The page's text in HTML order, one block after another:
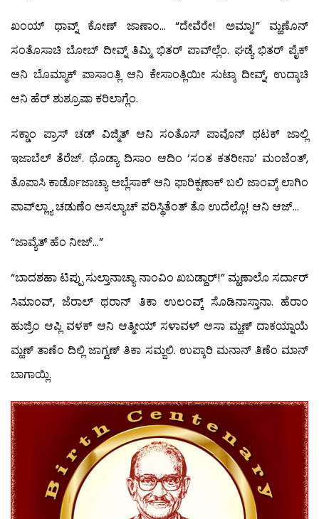
ಖಂಯ್ ಥಾವ್ನ್ ಕೋಣ್ ಜಾಣಾಂ… “ದೇವೆರೇ! ಅಮ್ಮಾ!” ಮ್ಹಣೊನ್
ಸಂತೊಸಾಚಿ ಬೋಬ್ ದೀವ್ನ್ ತಿಮ್ಮಿ ಭಿತರ್ ಪಾವ್‍ಲ್ಲೆಂ. ಘಡ್ಯೆ ಭಿತರ್ ಪೈಕ್
ಆನಿ ಬೊಮ್ಮಾಕ್ ಪಾಸಾಂತ್ಲಿ ಆನಿ ಕೇಸಾಂತ್ಲಿಯೀ ಸುಟ್ಕಾ ದೀವ್ನ್, ಉದ್ಕಾಚಿ
ಆನಿ ಹೆರ್ ಶುಶ್ರೂಷಾ ಕರಿಲಾಗ್ಲೆಂ.
ಸಕ್ಡಾಂ ಪ್ರಾಸ್ ಚಡ್ ವಿಜ್ಮಿತ್ ಆನಿ ಸಂತೊಸ್ ಪಾವೊನ್ ಥಟಕ್ ಜಾಲ್ಲಿ
ಇಜಾಬೆಲ್ ತೆರೆಜ್. ಥೊಡ್ಯಾ ದಿಸಾಂ ಆದಿಂ ‘ಸಂತ ಕತರೀನಾ’ ಮಂಜೆಂತ್,
ತೊಪಾಸಿ ಕಾರ್ಡೊಜಾಚ್ಯಾ ಅಬ್ಲೆಸಾಕ್ ಆನಿ ಫಾರಿಕ್ಪಣಾಕ್ ಬಲಿ ಜಾಂವ್ಕ್ ಲಾಗಿಂ
ಪಾವ್‍ಲ್ಲ್ಯಾ ಚಡುಣೆಂ ಅಸಲ್ಯಾಚ್ ಪರಿಸ್ಥಿತೆಂತ್ ತೊ ಉದೆಲ್ಲೊ! ಆನಿ ಆಜ್…
“ಜಾವ್ಯೆತ್ ಹೆಂ ನೀಜ್…”
“ಬಾದಶಹಾ ಟಿಪ್ಪು ಸುಲ್ತಾನಾಚ್ಯಾ ನಾಂವಿಂ ಖಬಡ್ದಾರ್!” ಮ್ಹಣಾಲೊ ಸರ್ದಾರ್
ಸಿಮಾಂವ್, ಜೆರಾಲ್ ಥರಾನ್ ತಿಕಾ ಉಲಂವ್ಕ್ ಸೊಡಿನಾಸ್ತಾನಾ. ಹೆರಾಂ
ಹುಜ್ರಿಂ ಆಪ್ಲಿ ವಳಕ್ ಆನಿ ಆತ್ಮೀಯ್ ಸಳಾವಳ್ ಆಸಾ ಮ್ಹಣ್ ದಾಕಯ್ನಾಯೆ
ಮ್ಹಣ್ ತಾಣೆಂ ದಿಲ್ಲಿ ಜಾಗ್ವಣ್ ತಿಕಾ ಸಮ್ಜಲಿ. ಉಪ್ಕಾರಿ ಮನಾನ್ ತಿಣೆಂ ಮಾನ್
ಬಾಗಾಯ್ಲಿ.